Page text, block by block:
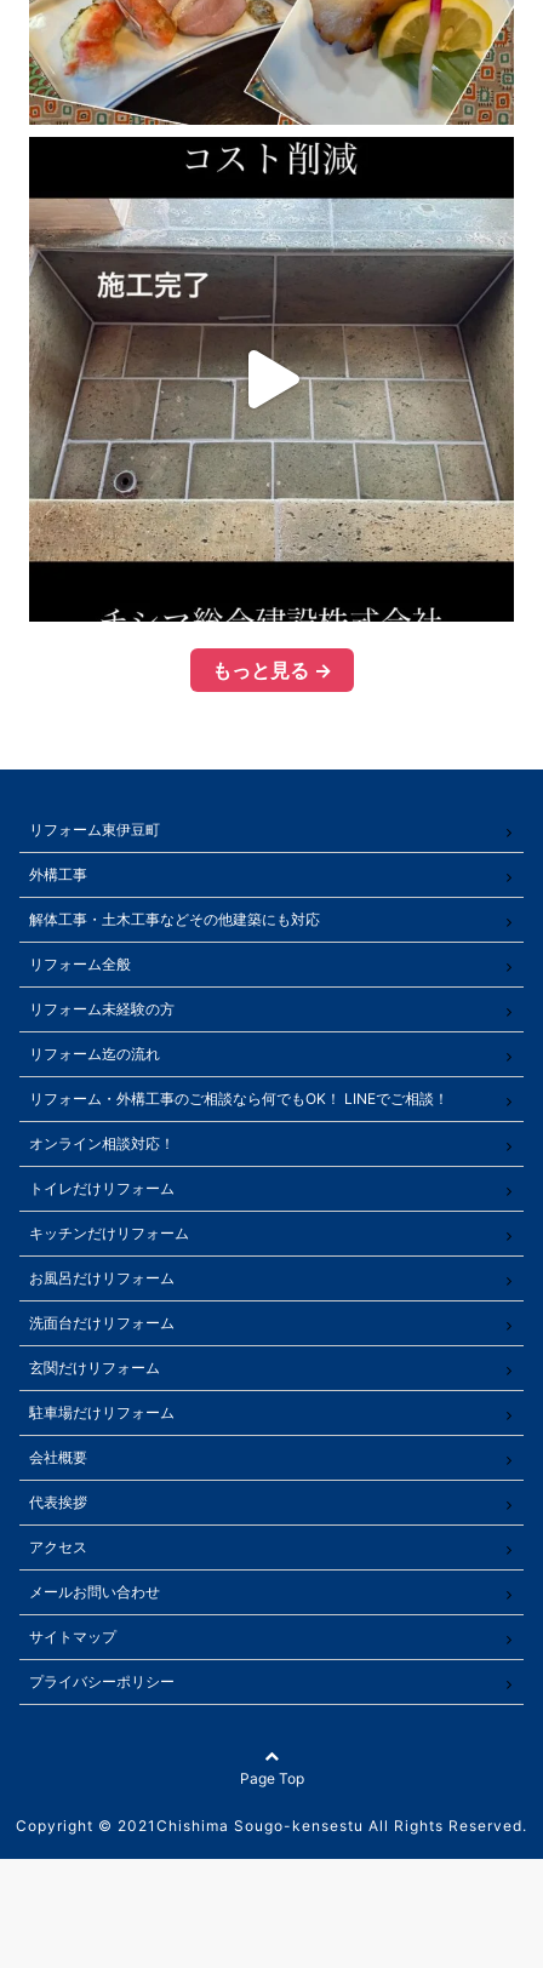
もっと見る →
リフォーム東伊豆町
外構工事
解体工事・土木工事などその他建築にも対応
リフォーム全般
リフォーム未経験の方
リフォーム迄の流れ
リフォーム・外構工事のご相談なら何でもOK！ LINEでご相談！
オンライン相談対応！
トイレだけリフォーム
キッチンだけリフォーム
お風呂だけリフォーム
洗面台だけリフォーム
玄関だけリフォーム
駐車場だけリフォーム
会社概要
代表挨拶
アクセス
メールお問い合わせ
サイトマップ
プライバシーポリシー
Page Top
Copyright © 2021Chishima Sougo-kensestu All Rights Reserved.